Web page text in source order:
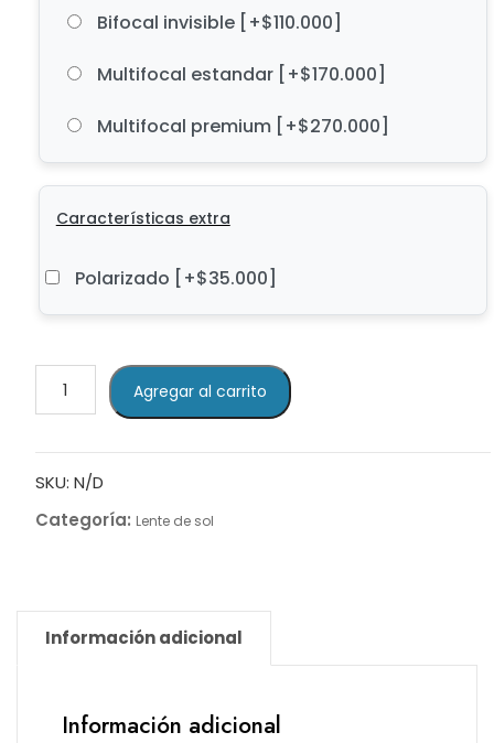
Bifocal invisible [+$110.000]
Multifocal estandar [+$170.000]
Multifocal premium [+$270.000]
Características extra
Polarizado [+$35.000]
AA3
cantidad
Agregar al carrito
SKU: N/D
Categoría: Lente de sol
Información adicional
Información adicional